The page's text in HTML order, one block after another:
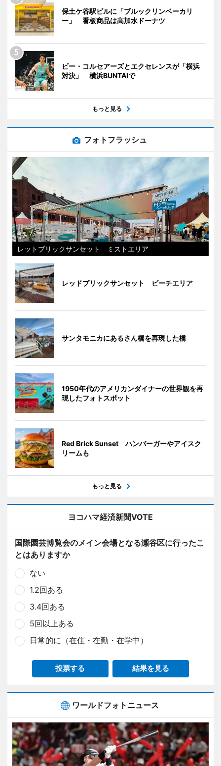
保土ケ谷駅ビルに「ブルックリンベーカリ
ー」 看板商品は高加水ドーナツ
ビー・コルセアーズとエクセレンスが「横浜
対決」 横浜BUNTAIで
もっと見る
フォトフラッシュ
レットブリックサンセット ミストエリア
レッドブリックサンセット ビーチエリア
サンタモニカにあるさん橋を再現した橋
1950年代のアメリカンダイナーの世界観を再
現したフォトスポット
Red Brick Sunset ハンバーガーやアイスク
リームも
もっと見る
ヨコハマ経済新聞VOTE
国際園芸博覧会のメイン会場となる瀬谷区に行ったこ
とはありますか
ない
1.2回ある
3.4回ある
5回以上ある
日常的に（在住・在勤・在学中）
投票する 結果を見る
ワールドフォトニュース